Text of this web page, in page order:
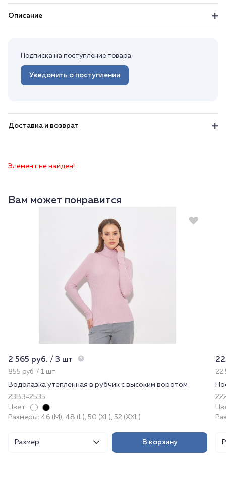
Описание
Подписка на поступление товара
Уведомить о поступлении
Доставка и возврат
Элемент не найден!
Вам может понравится
2 565 руб. / 3 шт
855 руб. / 1 шт
Водолазка утепленная в рубчик с высоким воротом
23ВЗ-2535
Цвет:
Размеры: 46 (M), 48 (L), 50 (XL), 52 (XXL)
Размер В корзину